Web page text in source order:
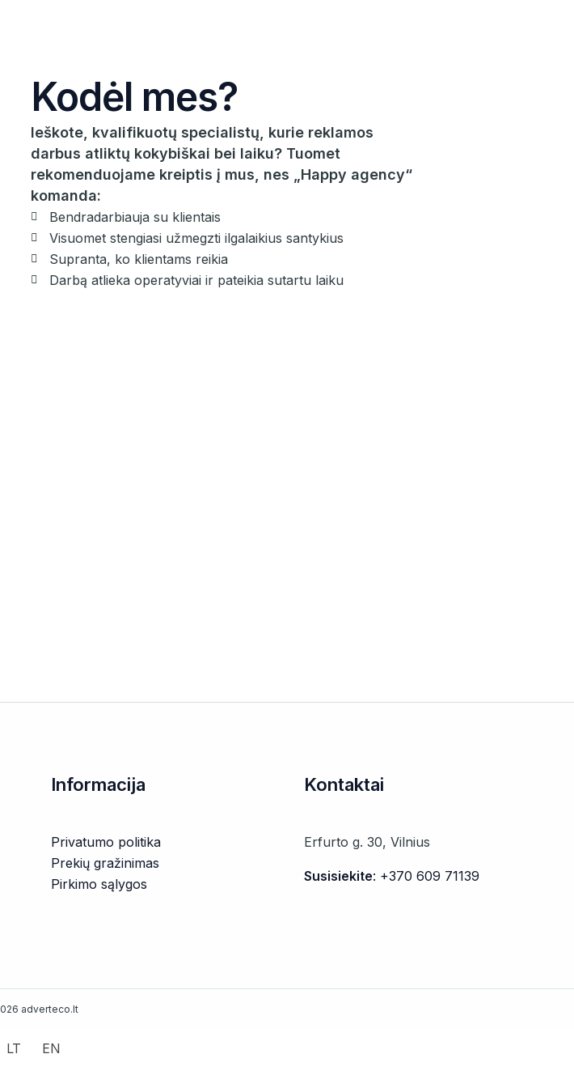
Kodėl mes?
Ieškote, kvalifikuotų specialistų, kurie reklamos
darbus atliktų kokybiškai bei laiku? Tuomet
rekomenduojame kreiptis į mus, nes „Happy agency“
komanda:
Bendradarbiauja su klientais
Visuomet stengiasi užmegzti ilgalaikius santykius
Supranta, ko klientams reikia
Darbą atlieka operatyviai ir pateikia sutartu laiku
Informacija
Privatumo politika
Prekių gražinimas
Pirkimo sąlygos
Kontaktai
Erfurto g. 30, Vilnius
Susisiekite: +370 609 71139
adverteco.lt
LT EN